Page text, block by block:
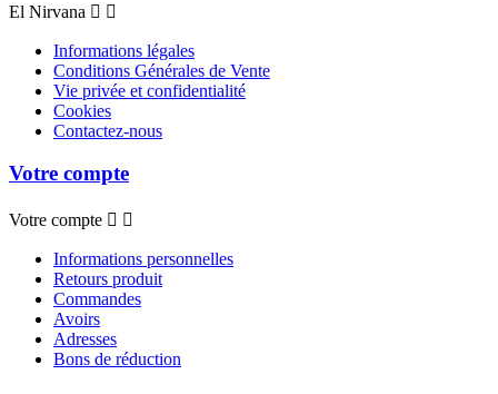
El Nirvana  
Informations légales
Conditions Générales de Vente
Vie privée et confidentialité
Cookies
Contactez-nous
Votre compte
Votre compte  
Informations personnelles
Retours produit
Commandes
Avoirs
Adresses
Bons de réduction